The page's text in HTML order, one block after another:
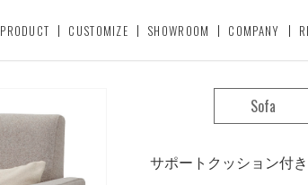
PRODUCT CUSTOMIZE SHOWROOM COMPANY
Sofa
サポートクッション付